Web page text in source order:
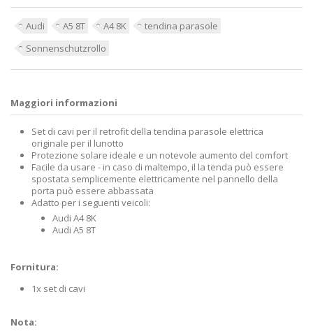
Audi A5 8T A4 8K
tendina parasole
Sonnenschutzrollo
Maggiori informazioni
Set di cavi per il retrofit della tendina parasole elettrica
originale per il lunotto
Protezione solare ideale e un notevole aumento del comfort
Facile da usare - in caso di maltempo, il la tenda può essere
spostata semplicemente elettricamente nel pannello della
porta può essere abbassata
Adatto per i seguenti veicoli:
Audi A4 8K
Audi A5 8T
Fornitura:
1x set di cavi
Nota: